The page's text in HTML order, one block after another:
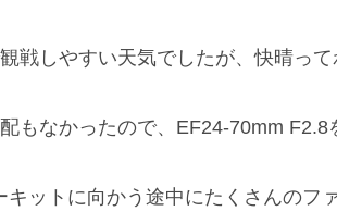
戦しやすい天気でしたが、快晴っ
もなかったので、EF24-70mm F2.8
キットに向かう途中にたくさんのフ